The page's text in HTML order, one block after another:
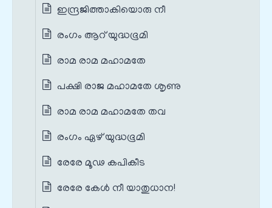
ഇന്ദ്രജിത്താകിയൊരു നീ
രംഗം ആറ് യുദ്ധഭൂമി
രാമ രാമ മഹാമതേ
പക്ഷി രാജ മഹാമതേ ശൃണു
രാമ രാമ മഹാമതേ തവ
രംഗം ഏഴ് യുദ്ധഭൂമി
രേരേ മൂഢ കപികീട
രേരേ കേൾ നീ യാതുധാന!